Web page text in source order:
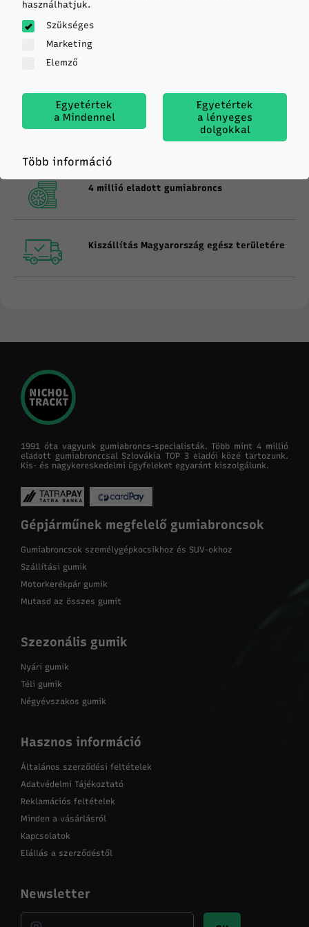
teljesítményt, akár stílust keres, nálunk
megtalálja az ideális és tökéletes felnit.
használhatjuk.
Szükséges
Marketing
Elemző
Egyetértek
a Mindennel
Egyetértek
a lényeges
dolgokkal
Több információ
Szállítás a megrendelés napján (14:00-ig)
4 millió eladott gumiabroncs
Kiszállítás Magyarország egész területére
1991 óta vagyunk gumiabroncs-specialisták. Több mint 4 millió
eladott gumiabronccsal Szlovákia TOP 3 eladói közé tartozunk.
Kis- és nagykereskedelmi ügyfeleket egyaránt kiszolgálunk.
Gépjárműnek megfelelő gumiabroncsok
Gumiabroncsok személygépkocsikhoz és SUV-okhoz
Szállítási gumik
Motorkerékpár gumik
Mutasd az összes gumit
Szezonális gumik
Nyári gumik
Téli gumik
Négyévszakos gumik
Hasznos információ
Általános szerződési feltételek
Adatvédelmi Tájékoztató
Reklamációs feltételek
Minden a vásárlásról
Kapcsolatok
Elállás a szerződéstől
Newsletter